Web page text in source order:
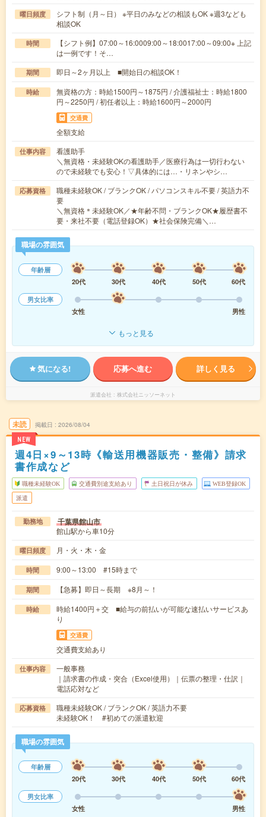
曜日頻度
シフト制（月～日） ※平日のみなどの相談もOK ※週3なども
相談OK
時間
【シフト例】07:00～16:0009:00～18:0017:00～09:00※ 上記
は一例です！そ…
期間 即日～2ヶ月以上 ■開始日の相談OK！
時給
無資格の方：時給1500円～1875円 / 介護福祉士：時給1800
円～2250円 / 初任者以上：時給1600円～2000円
交通費
全額支給
仕事内容
看護助手
＼無資格・未経験OKの看護助手／医療行為は一切行わない
ので未経験でも安心！▽具体的には…・リネンやシ…
応募資格
職種未経験OK / ブランクOK / パソコンスキル不要 / 英語力不
要
＼無資格＊未経験OK／★年齢不問・ブランクOK★履歴書不
要・来社不要（電話登録OK）★社会保険完備＼…
職場の雰囲気
年齢層
20代
30代 40代 50代
60代
男女比率
女性
男性
もっと見る
気になる! 応募へ進む 詳しく見る
派遣会社 株式会社ニッソーネット
未読
NEW
掲載日 2026/08/04
週4日×9～13時《輸送用機器販売・整備》請求
書作成など
職種未経験OK 交通費別途支給あり 土日祝日が休み WEB登録OK
派遣
勤務地 千葉県館山市
館山駅から車10分
曜日頻度 月・火・木・金
時間 9:00～13:00 #15時まで
期間 【急募】即日～長期 ※8月～！
時給
時給1400円＋交 ■給与の前払いが可能な速払いサービスあ
り
交通費
交通費支給あり
仕事内容
一般事務
｜請求書の作成・突合（Excel使用）｜伝票の整理・仕訳｜
電話応対など
応募資格
職種未経験OK / ブランクOK / 英語力不要
未経験OK！ #初めての派遣歓迎
職場の雰囲気
年齢層
20代
30代 40代 50代
60代
男女比率
女性
男性